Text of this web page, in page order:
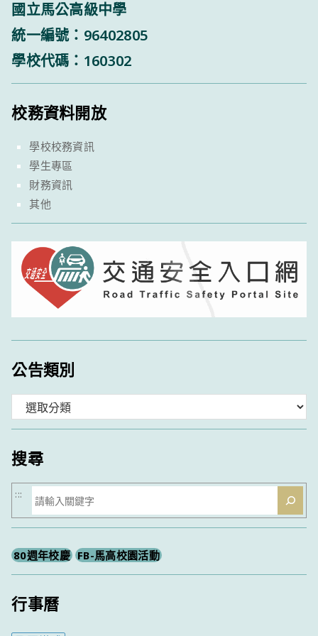
國立馬公高級中學
統一編號：96402805
學校代碼：160302
校務資料開放
學校校務資訊
學生專區
財務資訊
其他
公告類別
類
搜尋
搜
尋
:::
80週年校慶 FB-馬高校園活動
行事曆